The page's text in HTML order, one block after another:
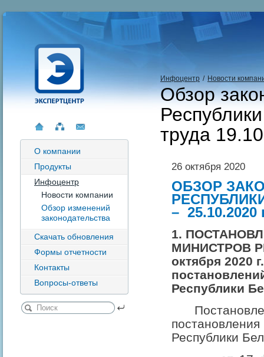
О компании
Продукты
Инфоцентр
Новости компании
Обзор изменений
законодательства
Скачать обновления
Формы отчетности
Контакты
Вопросы-ответы
Инфоцентр / Новости
Обзор
труда
26 октября 2020
ОБЗОР
– 25.10.2020
1.
МИНИСТРОВ
октября 2020
Республики
Республики